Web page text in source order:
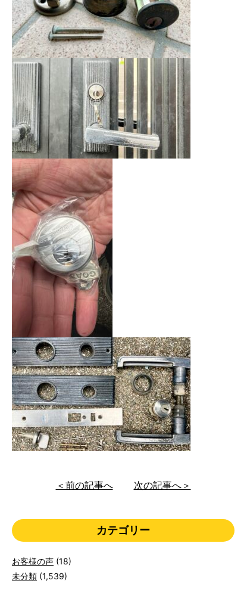
＜前の記事へ 次の記事へ＞
カテゴリー
お客様の声 (18)
未分類 (1,539)